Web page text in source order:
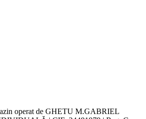
operat de GHETU M.GABRIEL